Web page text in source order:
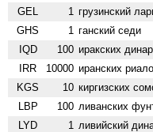
GEL 1 грузинский
GHS 1 ганский седи
IQD 100 иракских
IRR 10000 иранских
KGS 10 киргизских
LBP 100 ливанских
LYD 1 ливийский